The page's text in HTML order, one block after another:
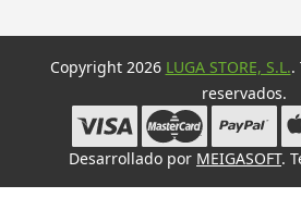
Copyright 2026 LUGA STORE, S.L..
reservados.
Desarrollado por MEIGASOFT.